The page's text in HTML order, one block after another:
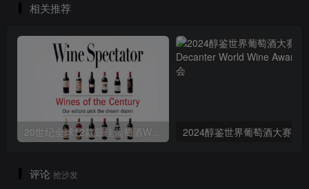
相关推荐
20世纪全球12款最佳葡萄酒Wines of the Century
评论 抢沙发